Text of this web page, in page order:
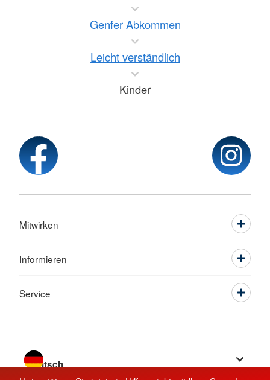
Genfer Abkommen
Leicht verständlich
Kinder
Mitwirken
Informieren
Service
Sprache wechseln zu